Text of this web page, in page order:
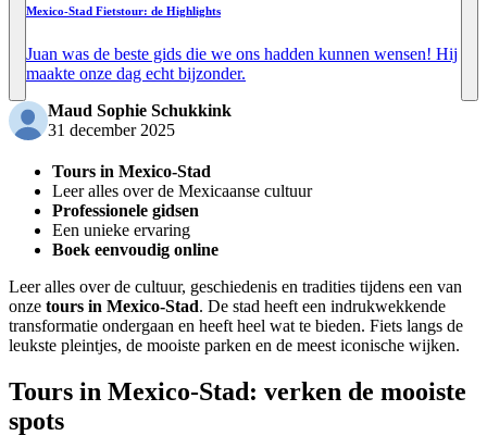
Mexico-Stad Fietstour: de Highlights
Juan was de beste gids die we ons hadden kunnen wensen! Hij
maakte onze dag echt bijzonder.
Maud Sophie Schukkink
31 december 2025
Tours in Mexico-Stad
Leer alles over de Mexicaanse cultuur
Professionele gidsen
Een unieke ervaring
Boek eenvoudig online
Leer alles over de cultuur, geschiedenis en tradities tijdens een van
onze tours in Mexico-Stad. De stad heeft een indrukwekkende
transformatie ondergaan en heeft heel wat te bieden. Fiets langs de
leukste pleintjes, de mooiste parken en de meest iconische wijken.
Tours in Mexico-Stad: verken de mooiste
spots